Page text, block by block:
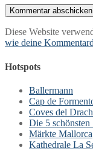
Diese Website
wie deine
Hotspots
Ballermann
Cap de
Coves del Drach
Die 5 schönsten
Märkte Mallorca
Kathedrale La